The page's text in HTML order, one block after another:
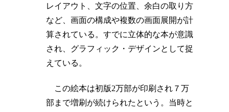
レイアウト、文字の位置、余白の取り方
など、画面の構成や複数の画面展開が計
算されている。すでに立体的な本が意識
され、グラフィック・デザインとして捉
えている。
この絵本は初版2万部が印刷され７万
部まで増刷が続けられたという。当時と